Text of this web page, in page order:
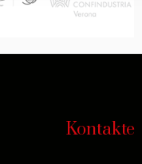
Kontakte